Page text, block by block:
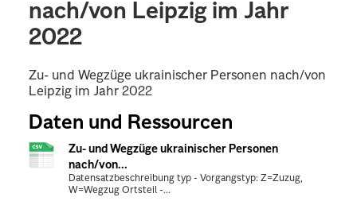
nach/von Leipzig im Jahr
2022
Zu- und Wegzüge ukrainischer Personen nach/von
Leipzig im Jahr 2022
Daten und Ressourcen
Zu- und Wegzüge ukrainischer Personen
nach/von...
Datensatzbeschreibung typ - Vorgangstyp: Z=Zuzug,
W=Wegzug Ortsteil -...